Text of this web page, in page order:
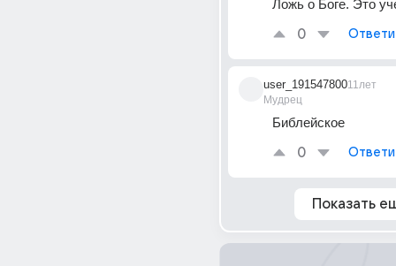
Ложь о Боге. Это
0
user_191547800
Мудрец
11лет
Библейское
0
Показать